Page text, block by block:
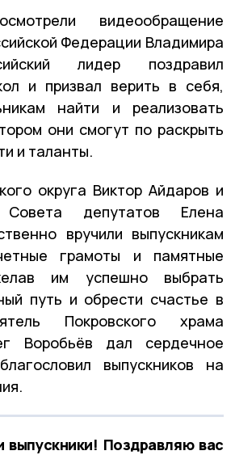
видеообращение
Федерации Владимира
лидер поздравил
и призвал верить в себя,
найти и реализовать
они смогут по раскрыть
и таланты.
округа Виктор Айдаров и
Совета депутатов Елена
вручили выпускникам
грамоты и памятные
им успешно выбрать
путь и обрести счастье в
Покровского храма
Воробьёв дал сердечное
выпускников на
Поздравляю вас